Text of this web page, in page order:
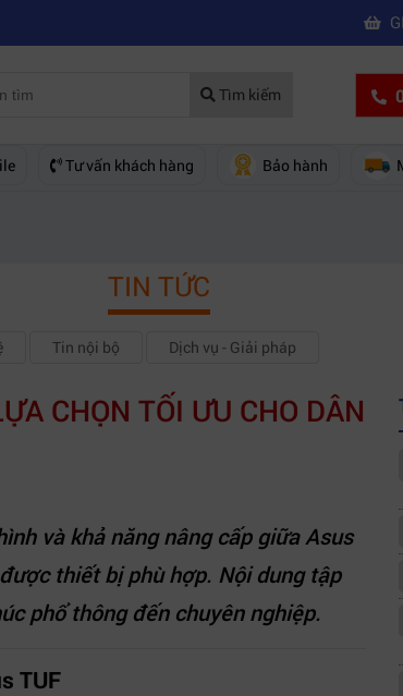
Mua máy quay phim hd giá rẻ nên mua của hãng
Tìm kiếm
Tư vấn khách hàng Bảo hành
TIN TỨC
Tin nội bộ Dịch vụ - Giải pháp
CHỌN TỐI ƯU CHO DÂN
và khả năng nâng cấp giữa Asus
thiết bị phù hợp. Nội dung tập
phổ thông đến chuyên nghiệp.
TUF